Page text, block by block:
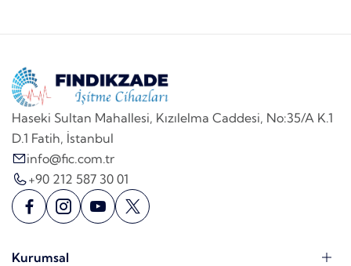
Haseki Sultan Mahallesi, Kızılelma Caddesi, No:35/A K.1
D.1 Fatih, İstanbul
info@fic.com.tr
+90 212 587 30 01
Kurumsal